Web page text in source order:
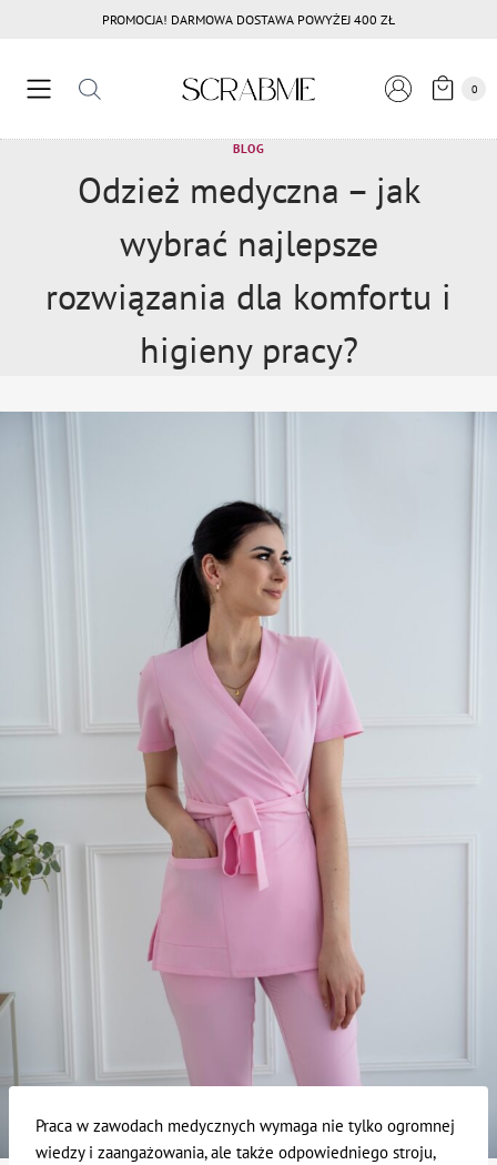
PROMOCJA! DARMOWA DOSTAWA POWYŻEJ 400 ZŁ
0
BLOG
Odzież medyczna – jak
wybrać najlepsze
rozwiązania dla komfortu i
higieny pracy?
Praca w zawodach medycznych wymaga nie tylko ogromnej
wiedzy i zaangażowania, ale także odpowiedniego stroju,